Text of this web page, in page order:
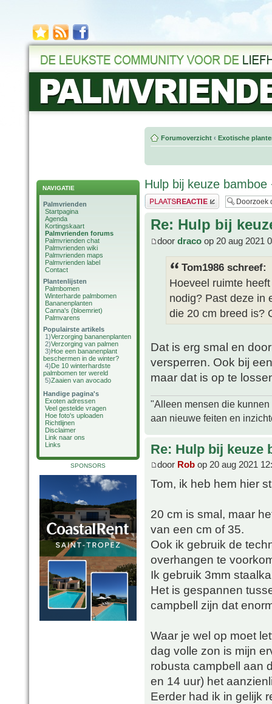
NAVIGATIE
Palmvrienden
Startpagina
Agenda
Kortingskaart
Palmvrienden forums
Palmvrienden chat
Palmvrienden wiki
Palmvrienden maps
Palmvrienden label
Contact
Plantenlijsten
Palmbomen
Winterharde palmbomen
Bananenplanten
Canna's (bloemriet)
Palmvarens
Populairste artikels
1)Verzorging bananenplanten
2)Verzorging van palmen
3)Hoe een bananenplant
beschermen in de winter?
4)De 10 winterhardste
palmbomen ter wereld
5)Zaaien van avocado
Handige pagina's
Exoten adressen
Veel gestelde vragen
Hoe foto's uploaden
Richtlijnen
Disclaimer
Link naar ons
Links
SPONSORS
Forumoverzicht ‹ Exotische
Hulp bij keuze bamboe
Plaats een reactie
Re: Hulp bij
door draco op 20 aug 2021
Tom1986 schreef:
Hoeveel ruimte
nodig? Past deze in
die 20 cm breed is?
Dat is erg smal en
versperren. Ook bij
maar dat is op te
"Alleen mensen die
aan nieuwe feiten en
Re: Hulp bij keuze
door Rob op 20 aug 2021
Tom, ik heb hem hier
20 cm is smal, maar
van een cm of 35.
Ook ik gebruik de
overhangen te
Ik gebruik 3mm
Het is gespannen
campbell zijn dat
Waar je wel op moet
dag volle zon is mijn
robusta campbell aan
en 14 uur) het
Eerder had ik in gelijk